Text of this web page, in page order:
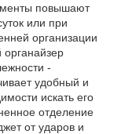
повышают
или при
организации
органайзер
-
удобный и
искать его
отделение
от ударов и